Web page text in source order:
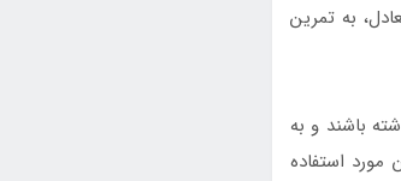
به تمرین
باشند و به
استفاده